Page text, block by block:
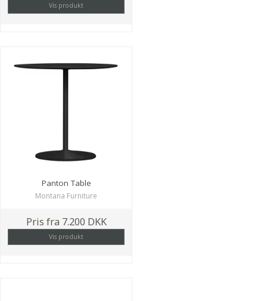
Vis produkt
Panton Table
Montana Furniture
Pris fra 7.200 DKK
Vis produkt